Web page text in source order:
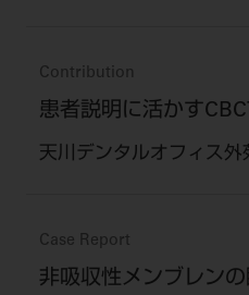
Contribution
患者説明に活かす
天川デンタルオフィス
Case Report
非吸収性メンブレンの